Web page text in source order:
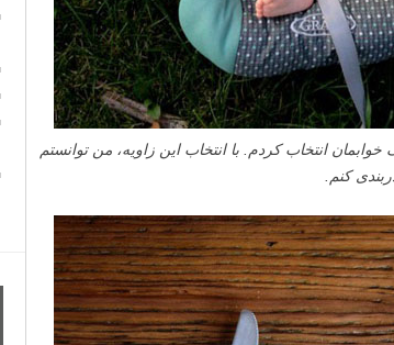
انتخاب کردم. با انتخاب این زاویه، من توانستم
کنم.